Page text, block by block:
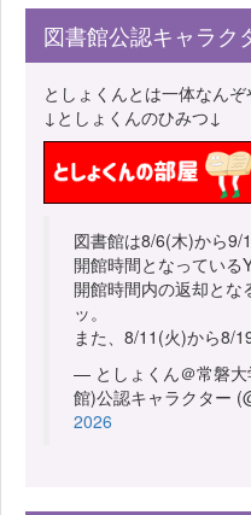
図書館公認キャラク
としょくんとは一体なん
↓としょくんのひみつ↓
図書館は8/6(木)から
開館時間となっている
開館時間内の返却とな
ッ。
また、8/11(火)から8/
— としょくん＠常磐
館)公認キャラクター
2026